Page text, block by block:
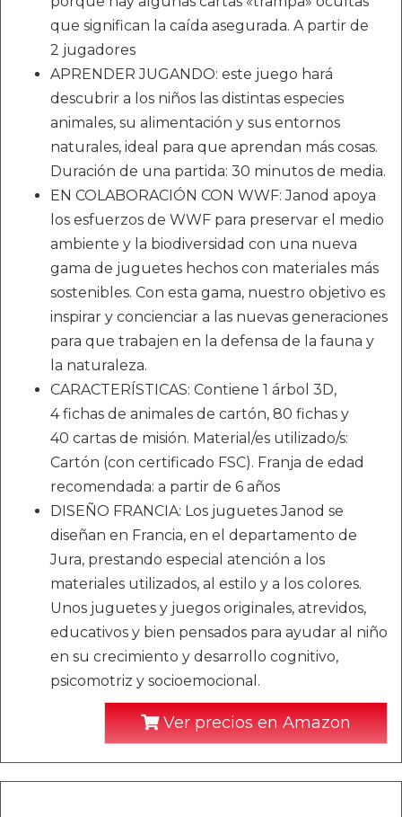
que significan la caída asegurada. A partir de
2 jugadores
APRENDER JUGANDO: este juego hará
descubrir a los niños las distintas especies
animales, su alimentación y sus entornos
naturales, ideal para que aprendan más cosas.
Duración de una partida: 30 minutos de media.
EN COLABORACIÓN CON WWF: Janod apoya
los esfuerzos de WWF para preservar el medio
ambiente y la biodiversidad con una nueva
gama de juguetes hechos con materiales más
sostenibles. Con esta gama, nuestro objetivo es
inspirar y concienciar a las nuevas generaciones
para que trabajen en la defensa de la fauna y
la naturaleza.
CARACTERÍSTICAS: Contiene 1 árbol 3D,
4 fichas de animales de cartón, 80 fichas y
40 cartas de misión. Material/es utilizado/s:
Cartón (con certificado FSC). Franja de edad
recomendada: a partir de 6 años
DISEÑO FRANCIA: Los juguetes Janod se
diseñan en Francia, en el departamento de
Jura, prestando especial atención a los
materiales utilizados, al estilo y a los colores.
Unos juguetes y juegos originales, atrevidos,
educativos y bien pensados para ayudar al niño
en su crecimiento y desarrollo cognitivo,
psicomotriz y socioemocional.
Ver precios en Amazon